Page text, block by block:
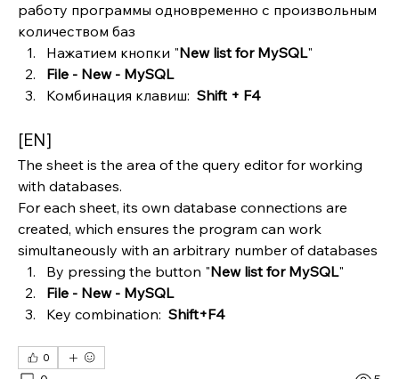
работу программы одновременно с произвольным
количеством баз
Нажатием кнопки "New list for MySQL"
File - New - MySQL
Комбинация клавиш: Shift + F4
[EN]
The sheet is the area of the query editor for working
with databases.
For each sheet, its own database connections are
created, which ensures the program can work
simultaneously with an arbitrary number of databases
By pressing the button "New list for MySQL"
File - New - MySQL
Key combination: Shift+F4
0